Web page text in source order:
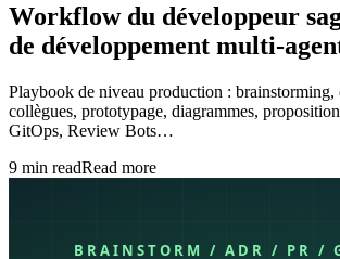
Workflow du développeur
de développement multi-
Playbook de niveau production : brainstorming,
collègues, prototypage, diagrammes,
GitOps, Review Bots…
9 min readRead more